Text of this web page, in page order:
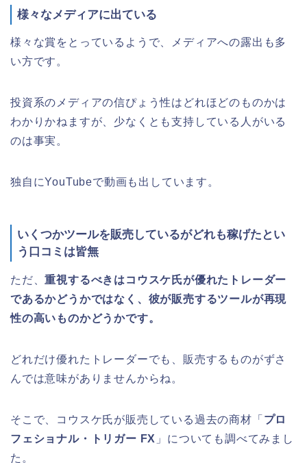
様々なメディアに出ている
様々な賞をとっているようで、メディアへの露出も多
い方です。
投資系のメディアの信ぴょう性はどれほどのものかは
わかりかねますが、少なくとも支持している人がいる
のは事実。
独自にYouTubeで動画も出しています。
いくつかツールを販売しているがどれも稼げたとい
う口コミは皆無
ただ、重視するべきはコウスケ氏が優れたトレーダー
であるかどうかではなく、彼が販売するツールが再現
性の高いものかどうかです。
どれだけ優れたトレーダーでも、販売するものがずさ
んでは意味がありませんからね。
そこで、コウスケ氏が販売している過去の商材「 プロ
フェショナル・トリガー FX 」についても調べてみまし
た。